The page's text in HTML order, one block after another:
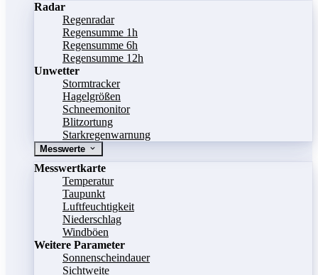
Radar
Regenradar
Regensumme 1h
Regensumme 6h
Regensumme 12h
Unwetter
Stormtracker
Hagelgrößen
Schneemonitor
Blitzortung
Starkregenwarnung
Messwerte
Messwertkarte
Temperatur
Taupunkt
Luftfeuchtigkeit
Niederschlag
Windböen
Weitere Parameter
Sonnenscheindauer
Sichtweite